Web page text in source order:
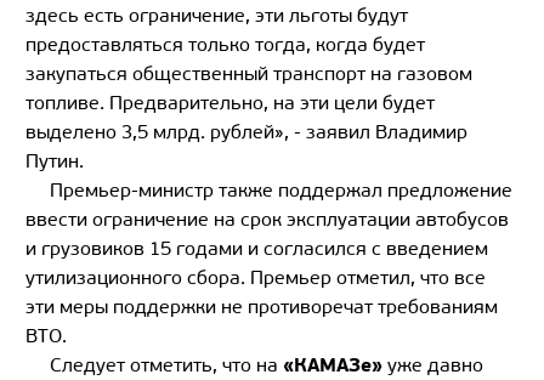
здесь есть ограничение, эти льготы будут
предоставляться только тогда, когда будет
закупаться общественный транспорт на газовом
топливе. Предварительно, на эти цели будет
выделено 3,5 млрд. рублей», - заявил Владимир
Путин.
Премьер-министр также поддержал предложение
ввести ограничение на срок эксплуатации автобусов
и грузовиков 15 годами и согласился с введением
утилизационного сбора. Премьер отметил, что все
эти меры поддержки не противоречат требованиям
ВТО.
Следует отметить, что на «КАМАЗе» уже давно